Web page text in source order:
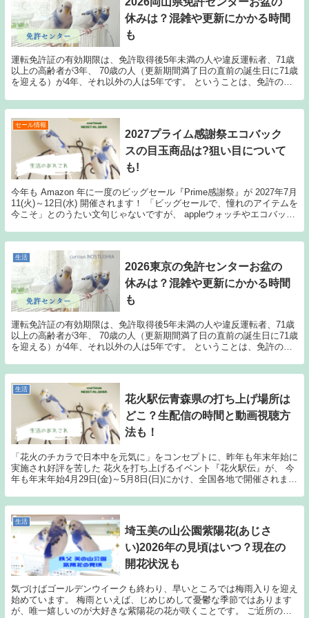
休みは？混雑や更新にかかる時間
も
運転免許証の有効期限は、免許取得後5年未満の人や違反運転者、71歳
以上の高齢者が3年、 70歳の人（更新期間満了日の直前の誕生日に71歳
を迎える）が4年、それ以外の人は5年です。 ということは、免許の更
セール情報
2027プライム感謝祭エコバック
スの目玉商品は?狙い目について
も!
今年も Amazon 年に一度のビッグセール『Prime感謝祭』が 2027年7月
11(火)～12日(水) 開催されます！ 「ビッグセールで、憧れのアイテムを
今こそ」とのうたい文句じゃないですが、 appleウォッチやエコバック
生活
2026東京の免許センターお盆の
休みは？混雑や更新にかかる時間
も
運転免許証の有効期限は、免許取得後5年未満の人や違反運転者、71歳
以上の高齢者が3年、 70歳の人（更新期間満了日の直前の誕生日に71歳
を迎える）が4年、それ以外の人は5年です。 ということは、免許の更
生活
花火駅伝青森県の打ち上げ場所は
どこ？生配信の時間と動画視聴方
法も！
「花火のチカラで日本中を元気に」をコンセプトに、昨年も年末年始に
実施され好評を苦した 花火を打ち上げるイベント『花火駅伝』が、 今
年も年末年始4月29日(金)～5月8日(日)にかけ、全国各地で開催されま
生活
埼玉美の山公園紫陽花(あじさ
い)2026年の見頃はいつ？現在の
開花状況も
気づけばゴールデンウイークも終わり、早いところでは梅雨入りを迎え
始めています。 梅雨といえば、じめじめして憂鬱な季節ではあります
が、唯一嬉しいのが大好きな紫陽花の花が咲くことです。 ご近所の庭